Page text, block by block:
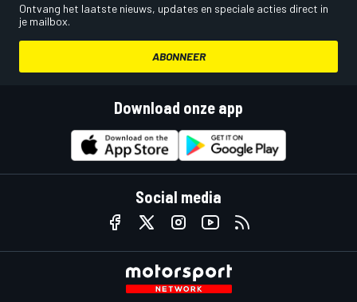
Ontvang het laatste nieuws, updates en speciale acties direct in
je mailbox.
ABONNEER
Download onze app
Social media